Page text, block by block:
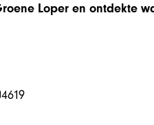
Loper en ontdekte